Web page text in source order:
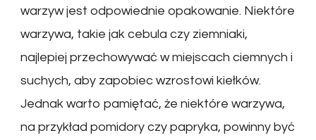
warzyw jest odpowiednie opakowanie. Niektóre
warzywa, takie jak cebula czy ziemniaki,
najlepiej przechowywać w miejscach ciemnych i
suchych, aby zapobiec wzrostowi kiełków.
Jednak warto pamiętać, że niektóre warzywa,
na przykład pomidory czy papryka, powinny być